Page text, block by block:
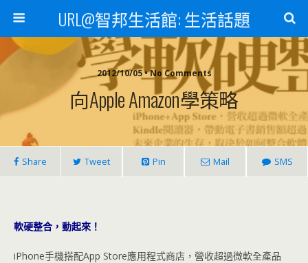
URL@智邦生活館: 生活話題
2012/10/05 • No Comments
向Apple Amazon學策略
Share Tweet Pin Mail SMS
軟硬整合，動起來！
iPhone手機搭配App Store應用程式商店，營收超過微軟全產品